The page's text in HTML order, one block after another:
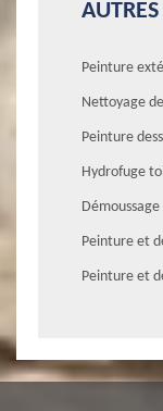
AUTRES
Peinture
Nettoyage
Peinture
Hydrofuge
Peinture et
Peinture et